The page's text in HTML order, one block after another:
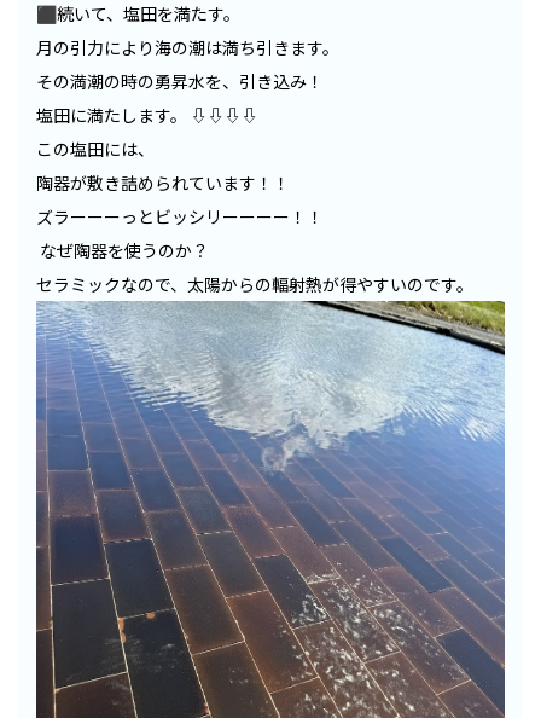
⬛︎続いて、塩田を満たす。
月の引力により海の潮は満ち引きます。
その満潮の時の勇昇水を、引き込み！
塩田に満たします。 ⇩⇩⇩⇩
この塩田には、
陶器が敷き詰められています！！
ズラーーーっとビッシリーーーー！！
なぜ陶器を使うのか？
セラミックなので、太陽からの輻射熱が得やすいのです。